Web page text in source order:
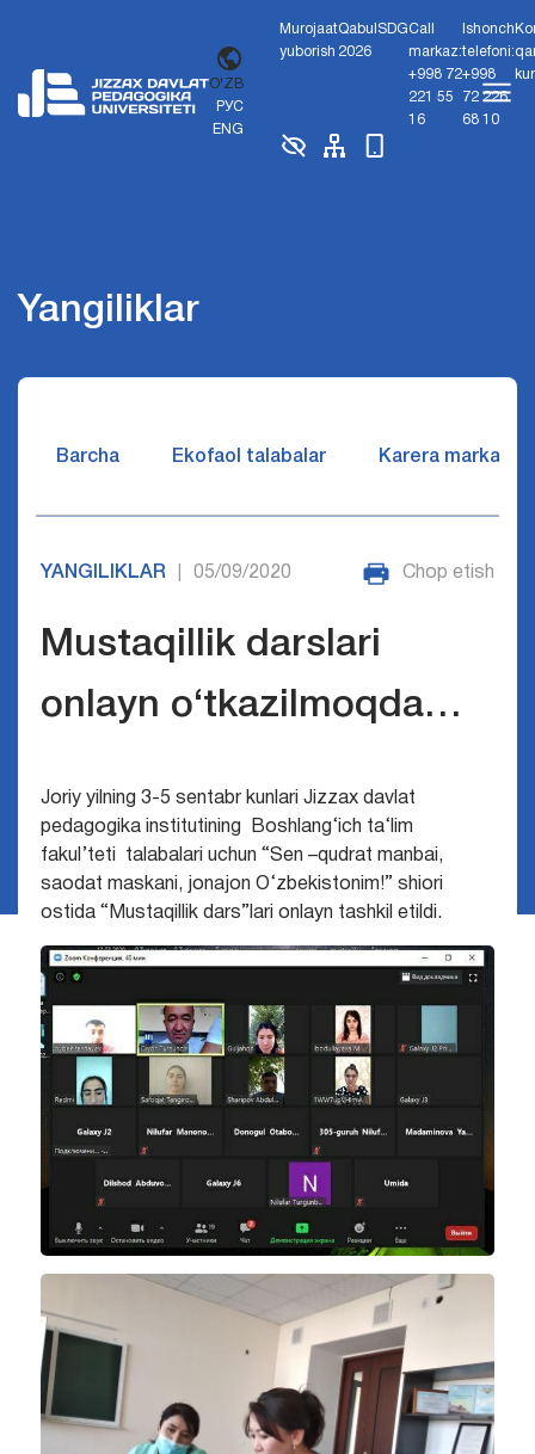
O'ZB
РУС
ENG
Murojaat
yuborish
Qabul
2026
SDGCall
markaz:
+998 72
221 55
16
Ishonch
telefoni:
+998
72 226
68 10
Yangiliklar
Barcha Ekofaol talabalar Karera markazi
YANGILIKLAR 05/09/2020 Chop etish
Mustaqillik darslari
onlayn o‘tkazilmoqda…
Joriy yilning 3-5 sentabr kunlari Jizzax davlat
pedagogika institutining Boshlang‘ich ta‘lim
fakul’teti talabalari uchun “Sen –qudrat manbai,
saodat maskani, jonajon O‘zbekistonim!” shiori
ostida “Mustaqillik dars”lari onlayn tashkil etildi.